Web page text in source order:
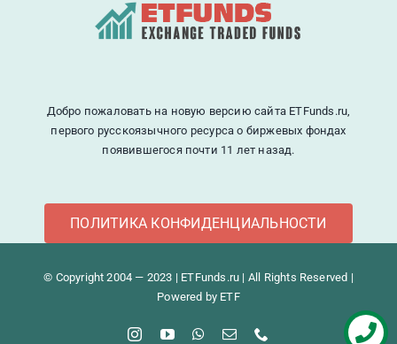
Добро пожаловать на новую версию сайта ETFunds.ru,
первого русскоязычного ресурса о биржевых фондах
появившегося почти 11 лет назад.
ПОЛИТИКА КОНФИДЕНЦИАЛЬНОСТИ
© Copyright 2004 — 2023 | ETFunds.ru | All Rights Reserved |
Powered by ETF